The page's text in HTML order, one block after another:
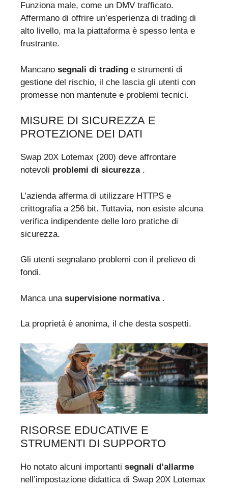
Funziona male, come un DMV trafficato.
Affermano di offrire un’esperienza di trading di
alto livello, ma la piattaforma è spesso lenta e
frustrante.
Mancano segnali di trading e strumenti di
gestione del rischio, il che lascia gli utenti con
promesse non mantenute e problemi tecnici.
MISURE DI SICUREZZA E
PROTEZIONE DEI DATI
Swap 20X Lotemax (200) deve affrontare
notevoli problemi di sicurezza.
L’azienda afferma di utilizzare HTTPS e
crittografia a 256 bit. Tuttavia, non esiste alcuna
verifica indipendente delle loro pratiche di
sicurezza.
Gli utenti segnalano problemi con il prelievo di
fondi.
Manca una supervisione normativa.
La proprietà è anonima, il che desta sospetti.
RISORSE EDUCATIVE E
STRUMENTI DI SUPPORTO
Ho notato alcuni importanti segnali d’allarme
nell’impostazione didattica di Swap 20X Lotemax